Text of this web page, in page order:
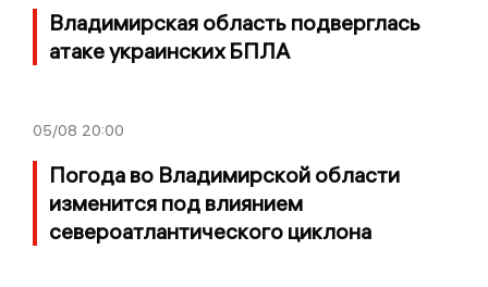
Владимирская область подверглась
атаке украинских БПЛА
05/08 20:00
Погода во Владимирской области
изменится под влиянием
североатлантического циклона